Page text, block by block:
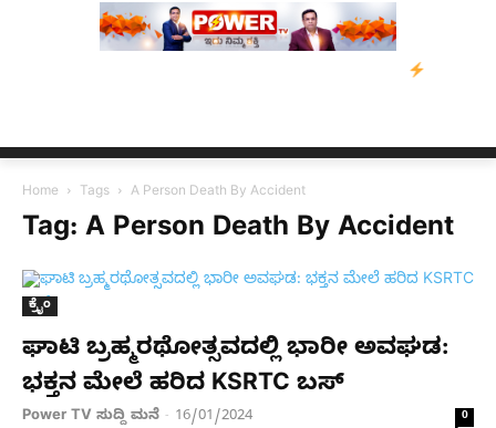
ನ್ಯೂಸ್
Home Tags A Person Death By Accident
Tag: A Person Death By Accident
ಕ್ರೈಂ
ಘಾಟಿ ಬ್ರಹ್ಮರಥೋತ್ಸವದಲ್ಲಿ ಭಾರೀ ಅವಘಡ:
ಭಕ್ತನ ಮೇಲೆ ಹರಿದ KSRTC ಬಸ್​
Power TV ಸುದ್ದಿ ಮನೆ - 16/01/2024 0